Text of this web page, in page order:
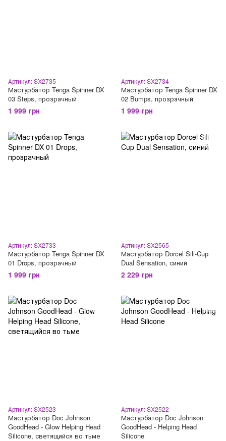
Артикул: SX2735
Мастурбатор Tenga Spinner DX
03 Steps, прозрачный
1 999 грн
Артикул: SX2734
Мастурбатор Tenga Spinner DX
02 Bumps, прозрачный
1 999 грн
Артикул: SX2733
Мастурбатор Tenga Spinner DX
01 Drops, прозрачный
1 999 грн
Артикул: SX2565
Мастурбатор Dorcel Sili-Cup
Dual Sensation, синий
2 229 грн
Артикул: SX2523
Мастурбатор Doc Johnson
GoodHead - Glow Helping Head
Silicone, светящийся во тьме
Артикул: SX2522
Мастурбатор Doc Johnson
GoodHead - Helping Head
Silicone